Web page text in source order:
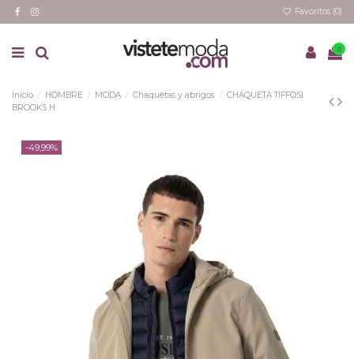
Favoritos (0)
0
Inicio HOMBRE MODA Chaquetas y abrigos
CHAQUETA TIFFOSI
BROOKS H
-49,99%